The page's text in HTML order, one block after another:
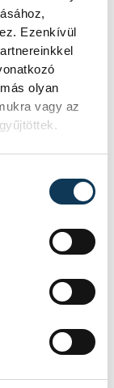
Ezenkívül
olyan
vagy az
világ